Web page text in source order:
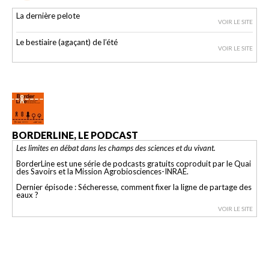
La dernière pelote
VOIR LE SITE
Le bestiaire (agaçant) de l’été
VOIR LE SITE
BORDERLINE, LE PODCAST
Les limites en débat dans les champs des sciences et du vivant.
BorderLine est une série de podcasts gratuits coproduit par le Quai
des Savoirs et la Mission Agrobiosciences-INRAE.
Dernier épisode : Sécheresse, comment fixer la ligne de partage des
eaux ?
VOIR LE SITE